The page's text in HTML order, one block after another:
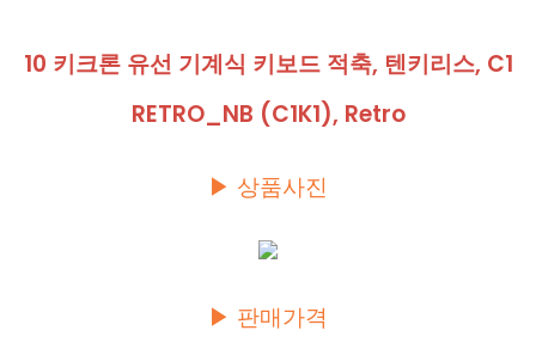
10 키크론 유선 기계식 키보드 적축, 텐키리스, C1
RETRO_NB (C1K1), Retro
▶ 상품사진
▶ 판매가격